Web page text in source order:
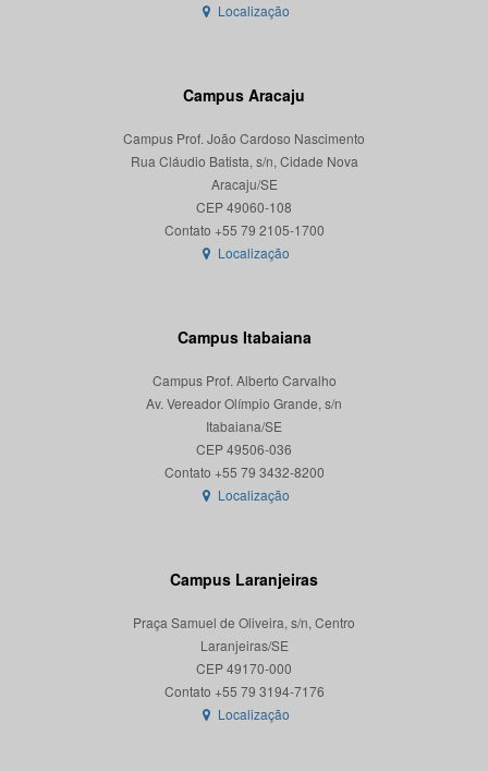
Localização
Campus Aracaju
Campus Prof. João Cardoso Nascimento
Rua Cláudio Batista, s/n, Cidade Nova
Aracaju/SE
CEP 49060-108
Localização
Campus Itabaiana
Campus Prof. Alberto Carvalho
Av. Vereador Olímpio Grande, s/n
Itabaiana/SE
CEP 49506-036
Localização
Campus Laranjeiras
Praça Samuel de Oliveira, s/n, Centro
Laranjeiras/SE
CEP 49170-000
Localização